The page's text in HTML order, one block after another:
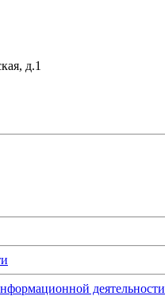
д.1
деятельности